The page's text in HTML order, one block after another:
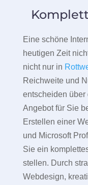
Eine schöne
heutigen Zeit
nicht nur in
Reichweite und
entscheiden über
Angebot für Sie
Erstellen einer
und Microsoft
Sie ein
stellen. Durch
Webdesign,